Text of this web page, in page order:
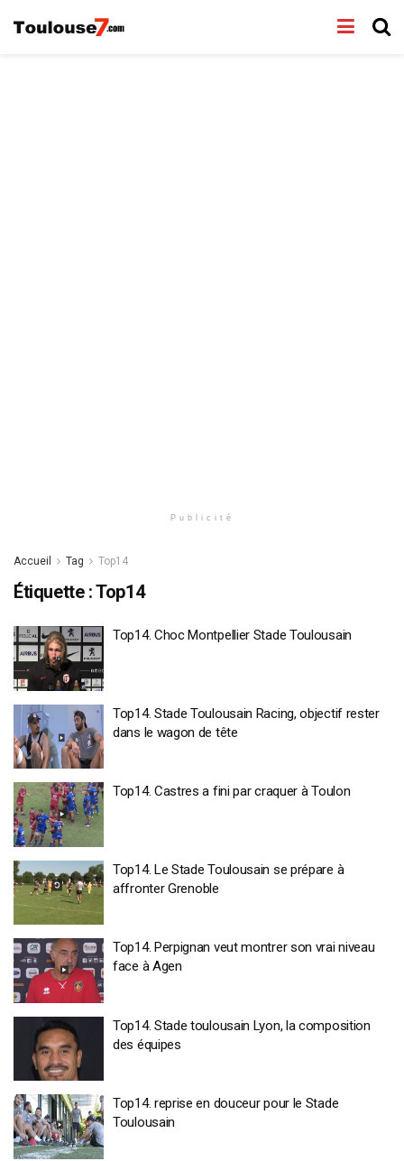
Publicité
Accueil Tag Top14
Étiquette :Top14
Top14. Choc Montpellier Stade Toulousain
Top14. Stade Toulousain Racing, objectif rester
dans le wagon de tête
Top14. Castres a fini par craquer à Toulon
Top14. Le Stade Toulousain se prépare à
affronter Grenoble
Top14. Perpignan veut montrer son vrai niveau
face à Agen
Top14. Stade toulousain Lyon, la composition
des équipes
Top14. reprise en douceur pour le Stade
Toulousain